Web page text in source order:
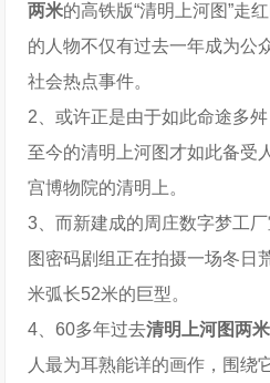
两米的高铁版“清明上河图”走
的人物不仅有过去一年成为公
社会热点事件。
2、或许正是由于如此命途多
至今的清明上河图才如此备受
宫博物院的清明上。
3、而新建成的周庄数字梦工
图密码剧组正在拍摄一场冬日
米弧长52米的巨型。
4、60多年过去清明上河图两米
人最为耳熟能详的画作，围绕